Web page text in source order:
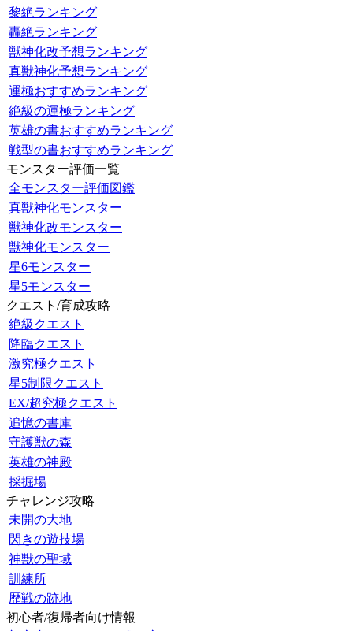
黎絶ランキング
轟絶ランキング
獣神化改予想ランキング
真獣神化予想ランキング
運極おすすめランキング
絶級の運極ランキング
英雄の書おすすめランキング
戦型の書おすすめランキング
モンスター評価一覧
全モンスター評価図鑑
真獣神化モンスター
獣神化改モンスター
獣神化モンスター
星6モンスター
星5モンスター
クエスト/育成攻略
絶級クエスト
降臨クエスト
激究極クエスト
星5制限クエスト
EX/超究極クエスト
追憶の書庫
守護獣の森
英雄の神殿
採掘場
チャレンジ攻略
未開の大地
閃きの遊技場
神獣の聖域
訓練所
歴戦の跡地
初心者/復帰者向け情報